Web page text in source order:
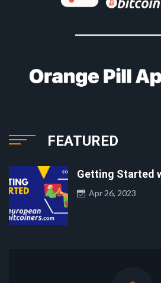
FEATURED
Getting Started
Apr 26, 2023